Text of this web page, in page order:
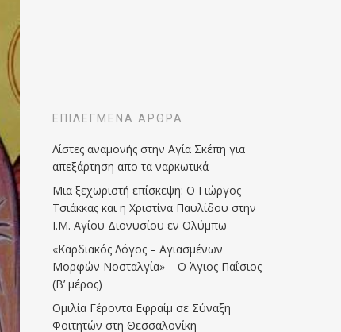
ΕΠΙΛΕΓΜΈΝΑ ΆΡΘΡΑ
Λίστες αναμονής στην Αγία Σκέπη για
απεξάρτηση απο τα ναρκωτικά
Μια ξεχωριστή επίσκεψη: Ο Γιώργος
Τσιάκκας και η Χριστίνα Παυλίδου στην
Ι.Μ. Αγίου Διονυσίου εν Ολύμπω
«Καρδιακός Λόγος – Αγιασμένων
Μορφών Νοσταλγία» – Ο Άγιος Παΐσιος
(Β’ μέρος)
Ομιλία Γέροντα Εφραίμ σε Σύναξη
Φοιτητών στη Θεσσαλονίκη